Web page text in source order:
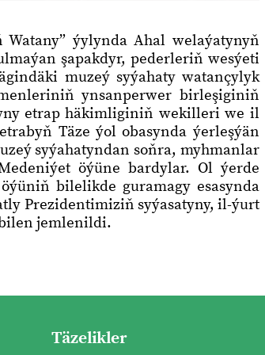
ýylynda Ahal welaýatynyň
şapakdyr, pederleriň wesýeti
muzeý syýahaty watançylyk
ynsanperwer birleşiginiň
etrap häkimliginiň wekilleri we il
Täze ýol obasynda ýerleşýän
syýahatyndan soňra, myhmanlar
öýüne bardylar. Ol ýerde
bilelikde guramagy esasynda
Prezidentimiziň syýasatyny, il-ýurt
jemlenildi.
Täzelikler